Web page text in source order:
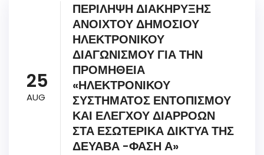
25
AUG
ΠΕΡΙΛΗΨΗ ΔΙΑΚΗΡΥΞΗΣ
ΑΝΟΙΧΤΟΥ ΔΗΜΟΣΙΟΥ
ΗΛΕΚΤΡΟΝΙΚΟΥ
ΔΙΑΓΩΝΙΣΜΟΥ ΓΙΑ ΤΗΝ
ΠΡΟΜΗΘΕΙΑ
«ΗΛΕΚΤΡΟΝΙΚΟΥ
ΣΥΣΤΗΜΑΤΟΣ ΕΝΤΟΠΙΣΜΟΥ
ΚΑΙ ΕΛΕΓΧΟΥ ΔΙΑΡΡΟΩΝ
ΣΤΑ ΕΣΩΤΕΡΙΚΑ ΔΙΚΤΥΑ ΤΗΣ
ΔΕΥΑΒΑ -ΦΑΣΗ Α»